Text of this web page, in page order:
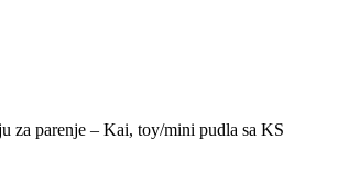
za parenje – Kai, toy/mini pudla sa KS